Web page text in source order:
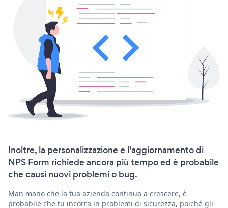
Inoltre, la personalizzazione e l'aggiornamento di
NPS Form richiede ancora più tempo ed è probabile
che causi nuovi problemi o bug.
Man mano che la tua azienda continua a crescere, è
probabile che tu incorra in problemi di sicurezza, poiché gli